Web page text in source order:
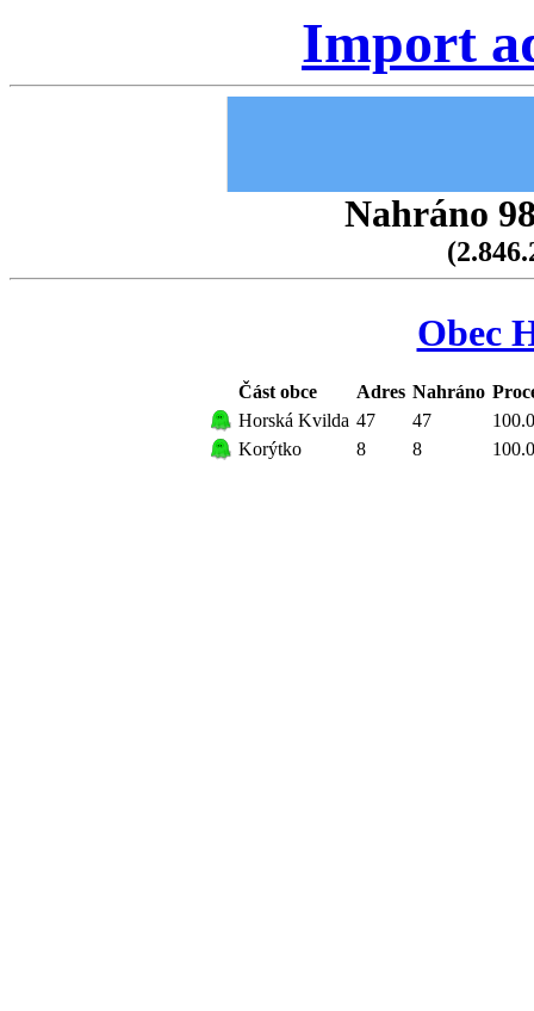
Import
Nahráno
Obec
Část obce Adres Nahráno
Horská Kvilda 47 47
Korýtko
8 8